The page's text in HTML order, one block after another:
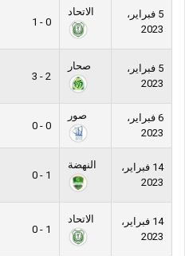
5 فبراير،
2023
الاتحاد
0 - 1
5 فبراير،
2023
صحار
2 - 3
6 فبراير،
2023
صور
0 - 0
14 فبراير،
2023
النهضة
1 - 0
14 فبراير،
2023
الاتحاد
1 - 0